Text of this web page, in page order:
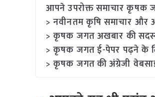
आपने उपरोक्त समाचार कृषक
> नवीनतम कृषि समाचार
> कृषक जगत अखबार की
> कृषक जगत ई-पेपर पढ़ने के
> कृषक जगत की अंग्रेजी